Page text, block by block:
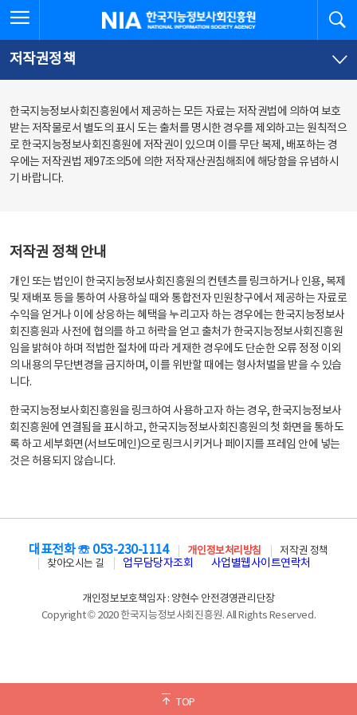
문
로
가
체
뉴
바
가
한국지능정보사회진흥원
저작권정책
한국지능정보사회진흥원에서 제공하는 모든 자료는 저작권법에 의하여 보호
받는 저작물로서 별도의 표시 도는 출처를 명시한 경우를 제외하고는 원칙적으
로 한국지능정보사회진흥원에 저작권이 있으며 이를 무단 복제, 배포하는 경
우에는 저작권법 제97조의5에 의한 저작재산권침해죄에 해당함을 유념하시
기 바랍니다.
저작권 정책 안내
개인 또는 법인이 한국지능정보사회진흥원의 컨텐츠를 링크하거나 인용, 복제
및 재배포 등을 통하여 사용하실 때와 통합전자 민원창구에서 제공하는 자료로
수익을 얻거나 이에 상응하는 혜택을 누리고자 하는 경우에는 한국지능정보사
회진흥원과 사전에 협의를 하고 허락을 얻고 출처가 한국지능정보사회진흥원
임을 밝혀야 하며 적법한 절차에 따라 게재한 경우에도 단순한 오류 정정 이외
의 내용의 무단변경을 금지하며, 이를 위반할 때에는 형사처벌을 받을 수 있습
니다.
한국지능정보사회진흥원을 링크하여 사용하고자 하는 경우, 한국지능정보사
회진흥원에 연결됨을 표시하고, 한국지능정보사회진흥원의 첫 화면을 통하도
록 하고 세부화면(서브도메인)으로 링크시키거나 페이지를 프레임 안에 넣는
것은 허용되지 않습니다.
TOP
대표전화 ☏ 053-230-1114 개인정보처리방침
저작권 정책
찾아오시는 길
업무담당자조회 사업별웹사이트연락처
개인정보보호책임자 : 양현수 안전경영관리단장
Copyright © 2020 한국지능정보사회진흥원. All Rights Reserved.